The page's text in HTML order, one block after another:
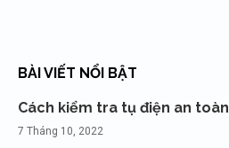
BÀI VIẾT NỔI BẬT
Cách kiểm tra tụ điện an toàn
7 Tháng 10, 2022